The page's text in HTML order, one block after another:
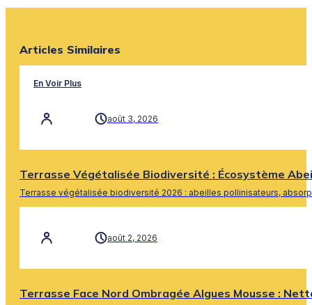
Articles Similaires
En Voir Plus
août 3, 2026
Terrasse Végétalisée Biodiversité : Écosystème
Terrasse végétalisée biodiversité 2026 : abeilles pollinisateurs,
août 2, 2026
Terrasse Face Nord Ombragée Algues Mousse :